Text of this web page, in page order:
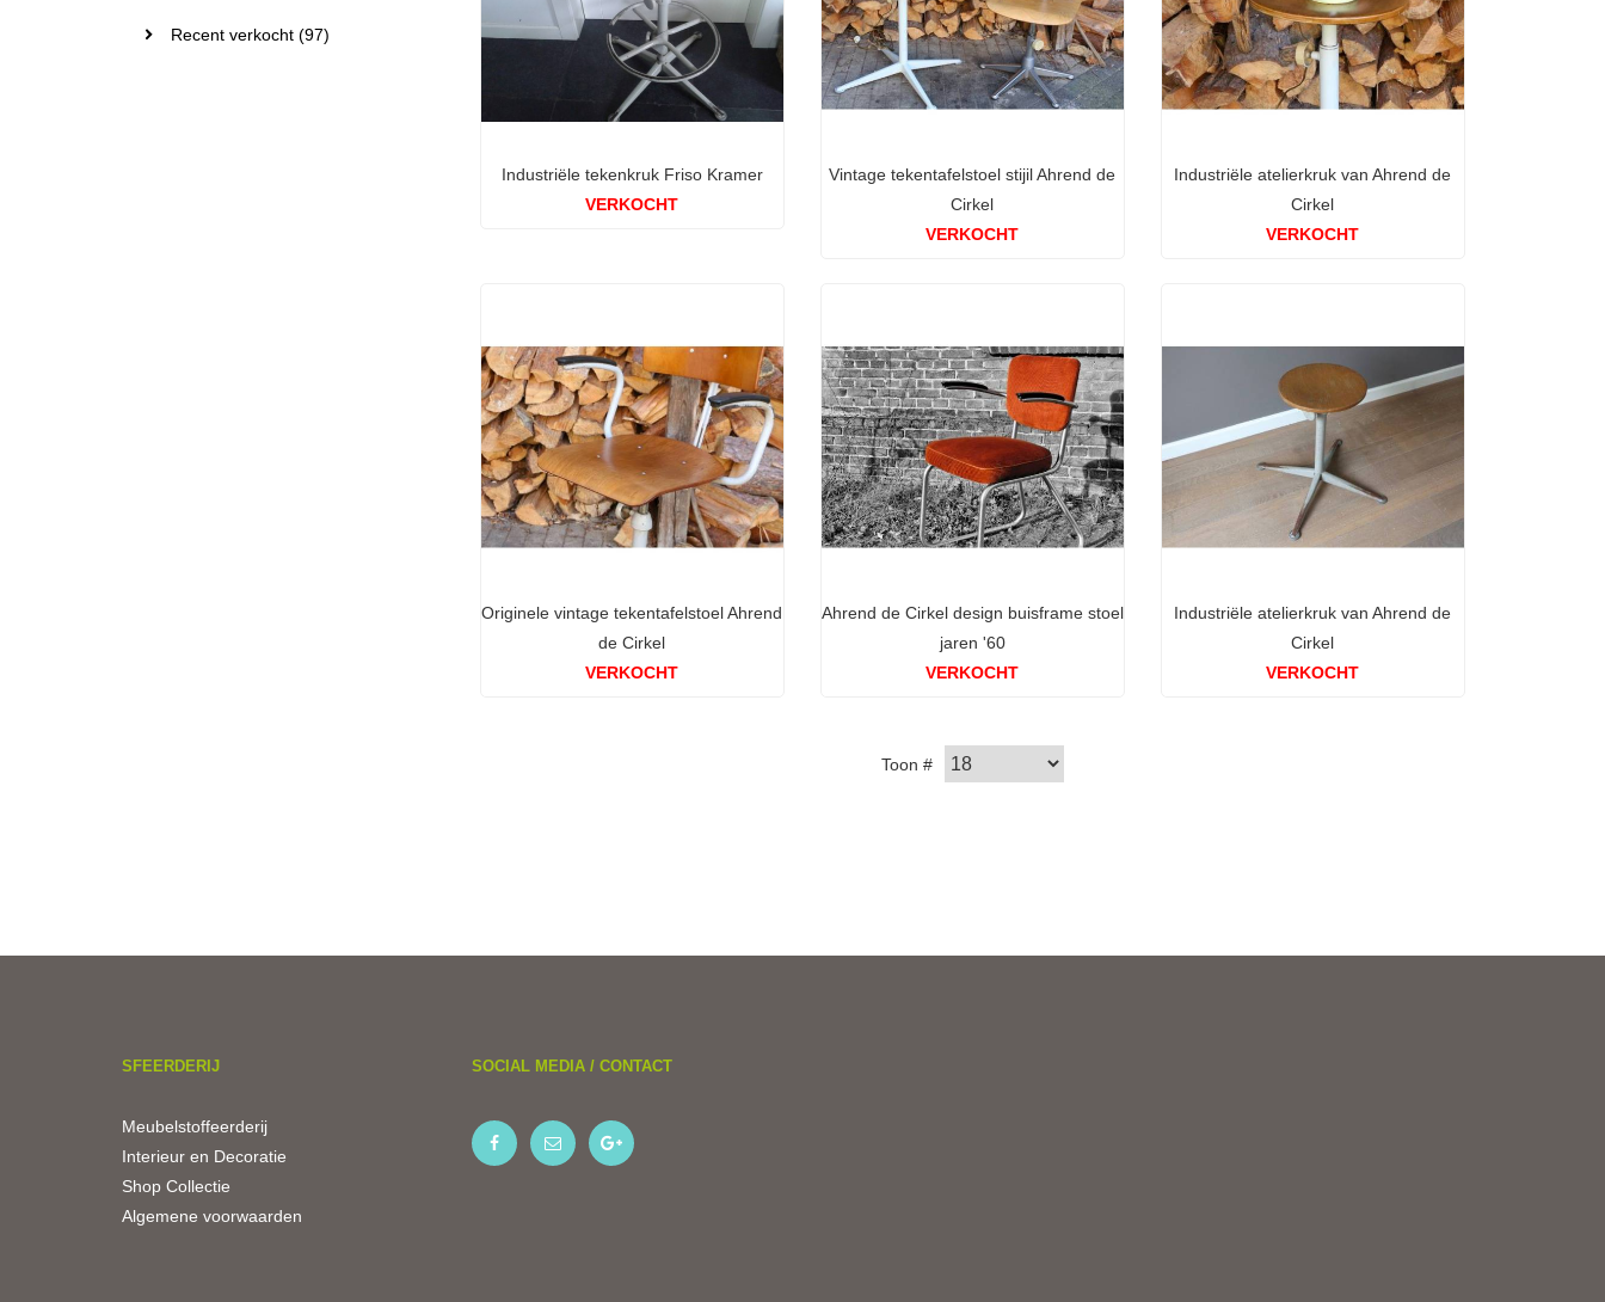
Recent verkocht (97)
Industriële tekenkruk Friso Kramer
VERKOCHT
Vintage tekentafelstoel stijil Ahrend de
Cirkel
VERKOCHT
Industriële atelierkruk van Ahrend de
Cirkel
VERKOCHT
Originele vintage tekentafelstoel Ahrend
de Cirkel
VERKOCHT
Ahrend de Cirkel design buisframe stoel
jaren '60
VERKOCHT
Industriële atelierkruk van Ahrend de
Cirkel
VERKOCHT
Toon #
SFEERDERIJ
Meubelstoffeerderij
Interieur en Decoratie
Shop Collectie
Algemene voorwaarden
SOCIAL MEDIA / CONTACT